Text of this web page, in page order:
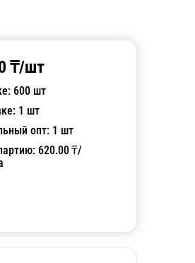
₸/шт
600 шт
1 шт
опт: 1 шт
620.00₸/